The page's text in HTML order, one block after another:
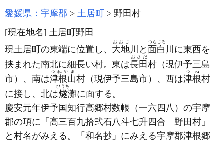
愛媛県：宇摩郡 土居町
野田村
[現在地名] 土居町野田
現土居町の東端に位置し、 大地
おおじ
川と 面白
つらじろ
川に東西を
挟まれた南北に細長い村。東は長田
おさだ
村 （現伊予三島
市） 、南は津根山
つねやま
村 （現伊予三島市） 、西は津根
つね
村
に接し、北は燧
ひうち
灘に面する。
慶安元年伊予国知行高郷村数帳 （一六四八） の宇摩
郡の項に「高三百九拾弐石八斗七升四合 野田村」
と村名がみえる。「和名抄」にみえる宇摩郡津根郷